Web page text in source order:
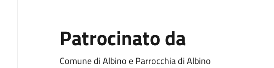
Patrocinato da
Comune di Albino e Parrocchia di Albino